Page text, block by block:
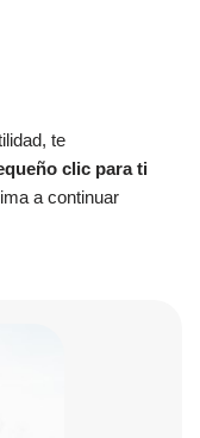
te
clic para ti
a continuar